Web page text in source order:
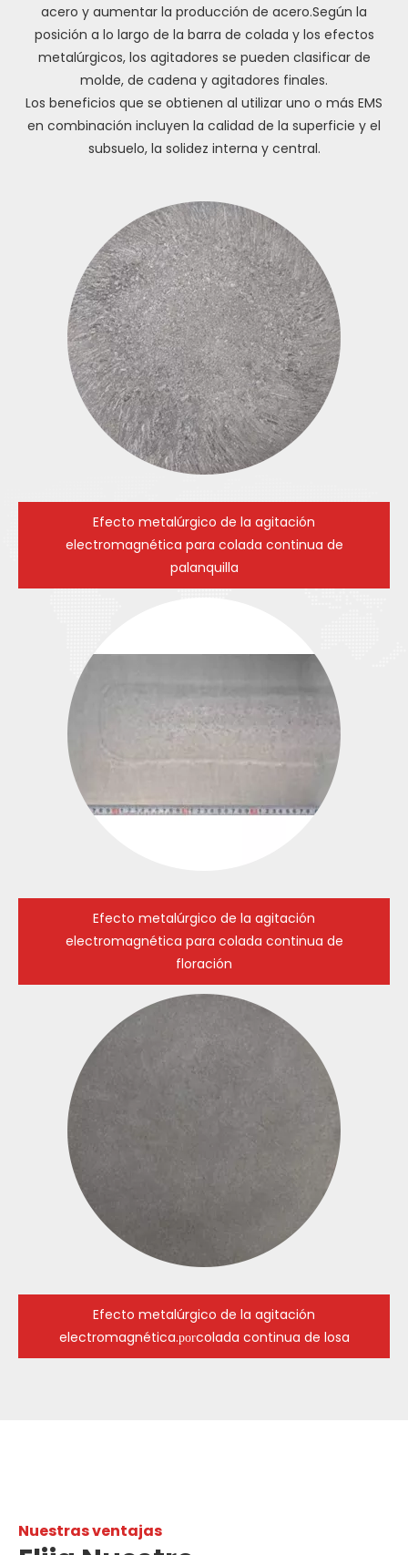
acero y aumentar la producción de acero.Según la
posición a lo largo de la barra de colada y los efectos
metalúrgicos, los agitadores se pueden clasificar de
molde, de cadena y agitadores finales.
Los beneficios que se obtienen al utilizar uno o más EMS
en combinación incluyen la calidad de la superficie y el
subsuelo, la solidez interna y central.
Efecto metalúrgico de la agitación
electromagnética para colada continua de
palanquilla
Efecto metalúrgico de la agitación
electromagnética para colada continua de
floración
Efecto metalúrgico de la agitación
electromagnética.porcolada continua de losa
Nuestras ventajas